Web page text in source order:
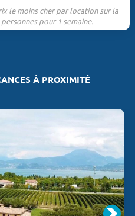
le moins cher par location sur la
pour 1 semaine.
À PROXIMITÉ